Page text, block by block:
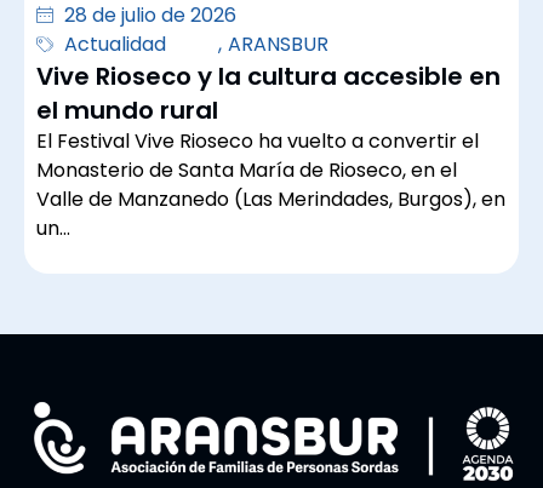
28 de julio de 2026
Actualidad
, ARANSBUR
Vive Rioseco y la cultura accesible en
el mundo rural
El Festival Vive Rioseco ha vuelto a convertir el
Monasterio de Santa María de Rioseco, en el
Valle de Manzanedo (Las Merindades, Burgos), en
un…